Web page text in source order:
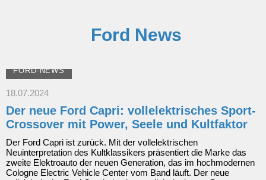
Ford News
FORD-NEWS
18.07.2024
Der neue Ford Capri: vollelektrisches Sport-
Crossover mit Power, Seele und Kultfaktor
Der Ford Capri ist zurück. Mit der vollelektrischen
Neuinterpretation des Kultklassikers präsentiert die Marke das
zweite Elektroauto der neuen Generation, das im hochmodernen
Cologne Electric Vehicle Center vom Band läuft. Der neue